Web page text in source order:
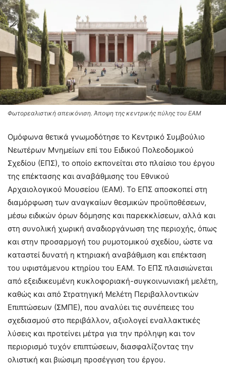
Φωτορεαλιστική απεικόνιση. Άποψη της κεντρικής πύλης του ΕΑΜ
Ομόφωνα θετικά γνωμοδότησε το Κεντρικό Συμβούλιο
Νεωτέρων Μνημείων επί του Ειδικού Πολεοδομικού
Σχεδίου (ΕΠΣ), το οποίο εκπονείται στο πλαίσιο του έργου
της επέκτασης και αναβάθμισης του Εθνικού
Αρχαιολογικού Μουσείου (ΕΑΜ). Το ΕΠΣ αποσκοπεί στη
διαμόρφωση των αναγκαίων θεσμικών προϋποθέσεων,
μέσω ειδικών όρων δόμησης και παρεκκλίσεων, αλλά και
στη συνολική χωρική αναδιοργάνωση της περιοχής, όπως
και στην προσαρμογή του ρυμοτομικού σχεδίου, ώστε να
καταστεί δυνατή η κτηριακή αναβάθμιση και επέκταση
του υφιστάμενου κτηρίου του ΕΑΜ. Το ΕΠΣ πλαισιώνεται
από εξειδικευμένη κυκλοφοριακή-συγκοινωνιακή μελέτη,
καθώς και από Στρατηγική Μελέτη Περιβαλλοντικών
Επιπτώσεων (ΣΜΠΕ), που αναλύει τις συνέπειες του
σχεδιασμού στο περιβάλλον, αξιολογεί εναλλακτικές
λύσεις και προτείνει μέτρα για την πρόληψη και τον
περιορισμό τυχόν επιπτώσεων, διασφαλίζοντας την
ολιστική και βιώσιμη προσέγγιση του έργου.